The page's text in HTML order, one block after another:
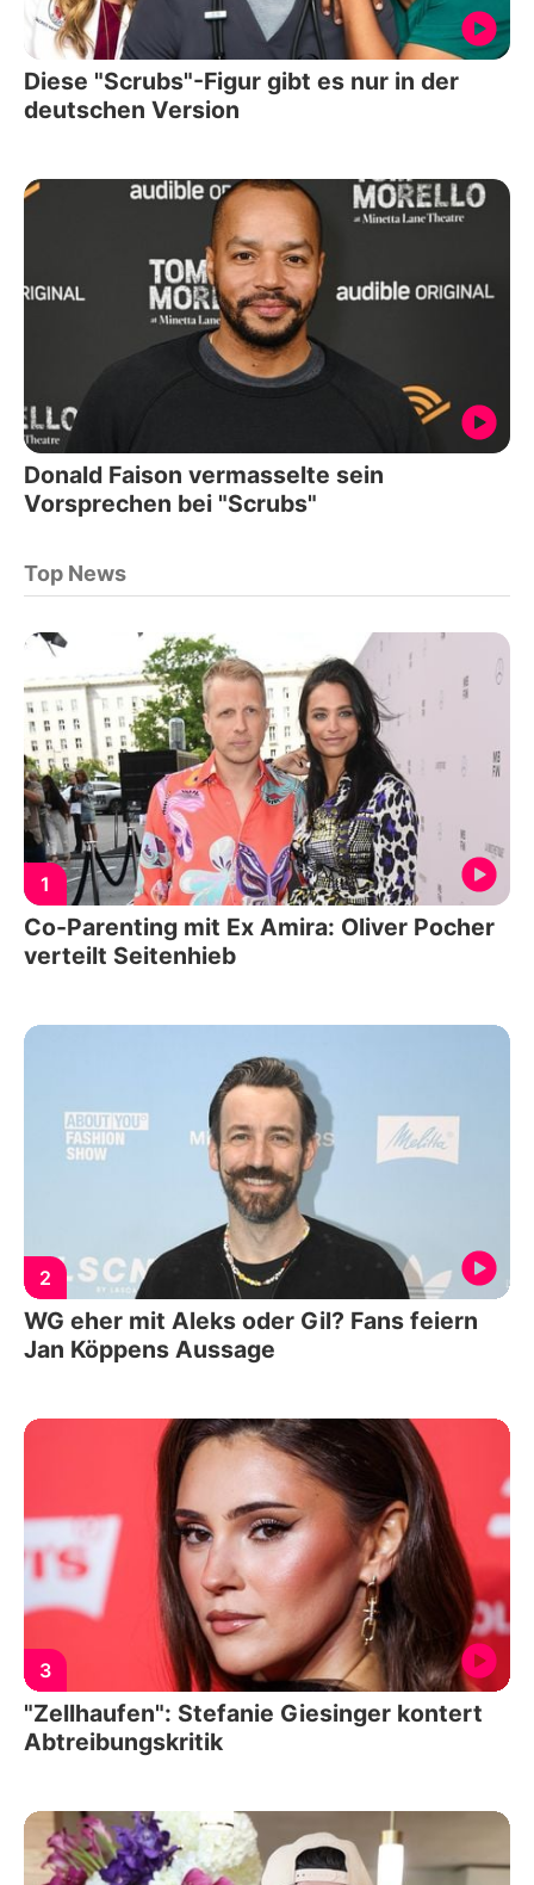
Diese "Scrubs"-Figur gibt es nur in der
deutschen Version
Donald Faison vermasselte sein
Vorsprechen bei "Scrubs"
Top News
1
Co-Parenting mit Ex Amira: Oliver Pocher
verteilt Seitenhieb
2
WG eher mit Aleks oder Gil? Fans feiern
Jan Köppens Aussage
3
"Zellhaufen": Stefanie Giesinger kontert
Abtreibungskritik